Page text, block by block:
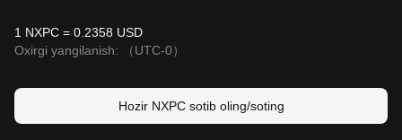
1 NXPC = 0.2358 USD
Oxirgi yangilanish:
（UTC-0）
Hozir NXPC sotib oling/soting